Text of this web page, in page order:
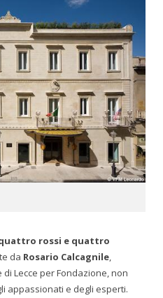
rossi e quattro
da Rosario Calcagnile,
Lecce per Fondazione, non
appassionati e degli esperti.